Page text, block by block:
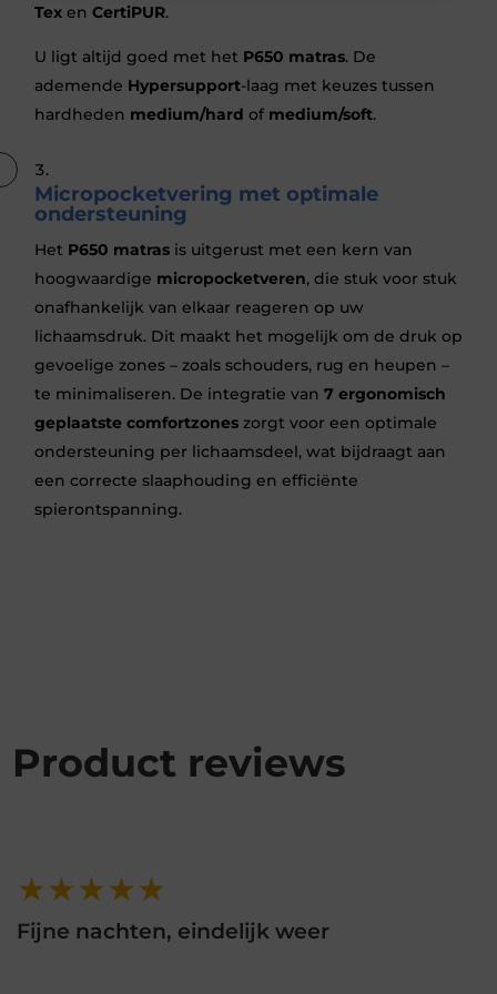
Texen CertiPUR.
U ligt altijd goed met het P650 matras. De
ademende Hypersupport-laag met keuzes tussen
hardheden medium/hard of medium/soft.
Micropocketvering met optimale
ondersteuning
Het P650 matrasis uitgerust met een kern van
hoogwaardige micropocketveren, die stuk voor stuk
onafhankelijk van elkaar reageren op uw
lichaamsdruk. Dit maakt het mogelijk om de druk op
gevoelige zones – zoals schouders, rug en heupen –
te minimaliseren. De integratie van 7 ergonomisch
geplaatste comfortzoneszorgt voor een optimale
ondersteuning per lichaamsdeel, wat bijdraagt aan
een correcte slaaphouding en efficiënte
spierontspanning.
Product reviews
★★★★★
Fijne nachten, eindelijk weer